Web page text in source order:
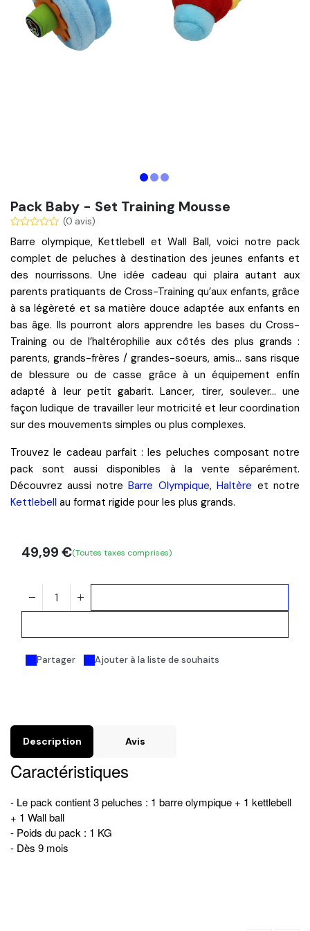
Pack Baby - Set Training Mousse
(0 avis)
Barre olympique, Kettlebell et Wall Ball, voici notre pack
complet de peluches à destination desjeunes enfants et
des nourrissons. Une idée cadeau qui plaira autant aux
parents pratiquants de Cross-Training qu’aux enfants, grâce
à sa légèreté et sa matière douce adaptée aux enfants en
bas âge. Ils pourront alors apprendre les bases du Cross-
Training ou de l’haltérophilie aux côtés des plus grands :
parents, grands-frères / grandes-soeurs, amis… sans risque
de blessure ou de casse grâce à un équipement enfin
adapté à leur petit gabarit. Lancer, tirer, soulever… une
façonludique de travailler leur motricitéet leur coordination
sur des mouvements simples ou plus complexes.
Trouvez le cadeau parfait : les peluches composant notre
pack sont aussi disponibles à la vente séparément.
Découvrez aussi notreBarre Olympique,Haltère et notre
Kettlebell au format rigide pour les plus grands.
Partager Ajouter à la liste de souhaits
49,99 €(Toutes taxes comprises)
Description Avis
Caractéristiques
- Le pack contient 3 peluches : 1 barre olympique + 1 kettlebell
+ 1 Wall ball
- Poids du pack : 1 KG
- Dès 9 mois